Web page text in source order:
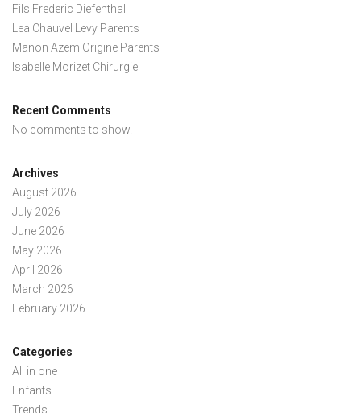
Fils Frederic Diefenthal
Lea Chauvel Levy Parents
Manon Azem Origine Parents
Isabelle Morizet Chirurgie
Recent Comments
No comments to show.
Archives
August 2026
July 2026
June 2026
May 2026
April 2026
March 2026
February 2026
Categories
All in one
Enfants
Trends